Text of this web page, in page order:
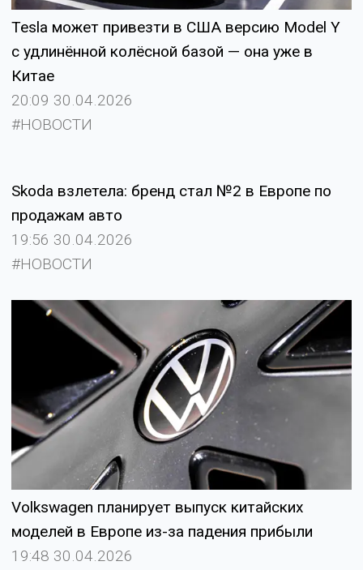
Tesla может привезти в США версию Model Y
с удлинённой колёсной базой — она уже в
Китае
20:09 30.04.2026
#НОВОСТИ
Skoda взлетела: бренд стал №2 в Европе по
продажам авто
19:56 30.04.2026
#НОВОСТИ
Volkswagen планирует выпуск китайских
моделей в Европе из-за падения прибыли
19:48 30.04.2026